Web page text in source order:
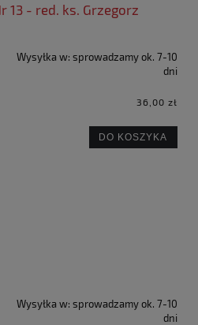
13 - red. ks. Grzegorz
Wysyłka w: sprowadzamy ok. 7-10
dni
36,00 zł
DO KOSZYKA
Wysyłka w: sprowadzamy ok. 7-10
dni